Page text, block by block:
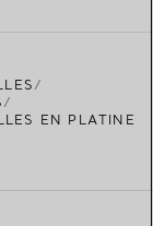
EN PLATINE